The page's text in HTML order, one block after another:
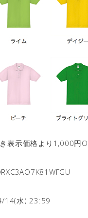
表示価格より1,000円
14(水) 23:59